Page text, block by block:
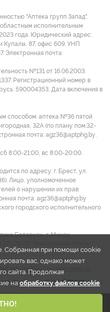
"Аптека групп Запад".
исполнительным
года. Юридический адрес:
Купалы, 87, офис 609. УНП
Электронная почта:
№131 от 16.06.2003.
Регистрационный номер в
590004353. Дата включения в
способом: аптека №36 пятой
32А (по плану пом.32-
почта: agz36@aptphg.by.
8:00-21:00, вс 8:00-20:00.
по адресу: г. Брест, ул.
Лицо, уполномоченное
о нарушении их прав:
почта: agz36@aptphg.by
городского исполнительного
Беларусь, г. Минск,
cookies
Собранная при помощи cookie
вас, однако может
сайта. Продолжая
наобработку файлов cookie.